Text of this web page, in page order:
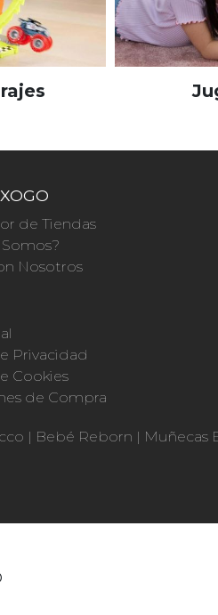
de Tiendas
Nosotros
Privacidad
Cookies
de Compra
| Bebé Reborn | Muñecas